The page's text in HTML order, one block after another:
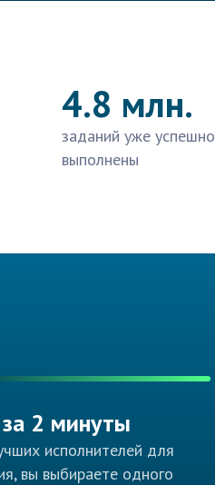
4.8 млн.
заданий уже успешно
выполнены
2 минуты
исполнителей для
вы выбираете одного